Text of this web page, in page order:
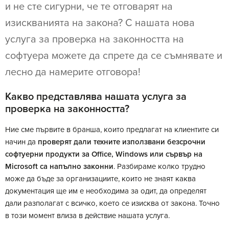
и не сте сигурни, че те отговарят на
изискванията на закона? С нашата нова
услуга за проверка на законността на
софтуера можете да спрете да се съмнявате и
лесно да намерите отговора!
Какво представлява нашата услуга за
проверка на законността?
Ние сме първите в бранша, които предлагат на клиентите си
начин да проверят дали техните използвани безсрочни
софтуерни продукти за Office, Windows или сървър на
Microsoft са напълно законни. Разбираме колко трудно
може да бъде за организациите, които не знаят каква
документация ще им е необходима за одит, да определят
дали разполагат с всичко, което се изисква от закона. Точно
в този момент влиза в действие нашата услуга.